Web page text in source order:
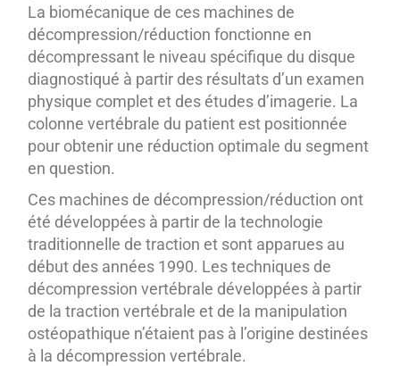
La biomécanique de ces machines de
décompression/réduction fonctionne en
décompressant le niveau spécifique du disque
diagnostiqué à partir des résultats d’un examen
physique complet et des études d’imagerie. La
colonne vertébrale du patient est positionnée
pour obtenir une réduction optimale du segment
en question.
Ces machines de décompression/réduction ont
été développées à partir de la technologie
traditionnelle de traction et sont apparues au
début des années 1990. Les techniques de
décompression vertébrale développées à partir
de la traction vertébrale et de la manipulation
ostéopathique n’étaient pas à l’origine destinées
à la décompression vertébrale.